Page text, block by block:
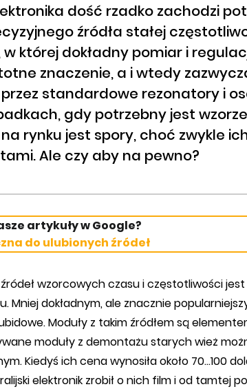
dość rzadko zachodzi
źródła stałej
której dokładny pomiar i
znaczenie, a i wtedy
standardowe rezonatory i
gdy potrzebny jest
rynku jest spory, choć zwykle
Ale czy aby na pewno?
artykuły w Google?
do ulubionych źródeł
wzorcowych czasu i częstotliwości
Mniej dokładnym, ale znacznie
Moduły z takim źródłem są
moduły z demontażu starych wież
Kiedyś ich cena wynosiła około 70...100
elektronik zrobił o nich film i od tamtej